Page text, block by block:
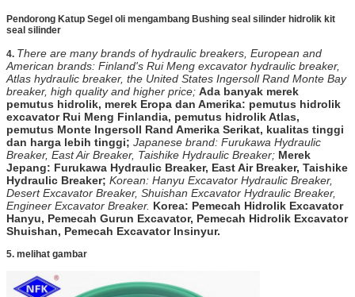
Pendorong Katup Segel oli mengambang Bushing seal silinder hidrolik kit
seal silinder
4. There are many brands of hydraulic breakers, European and
American brands: Finland's Rui Meng excavator hydraulic breaker,
Atlas hydraulic breaker, the United States Ingersoll Rand Monte Bay
breaker, high quality and higher price; Ada banyak merek
pemutus hidrolik, merek Eropa dan Amerika: pemutus hidrolik
excavator Rui Meng Finlandia, pemutus hidrolik Atlas,
pemutus Monte Ingersoll Rand Amerika Serikat, kualitas tinggi
dan harga lebih tinggi; Japanese brand: Furukawa Hydraulic
Breaker, East Air Breaker, Taishike Hydraulic Breaker; Merek
Jepang: Furukawa Hydraulic Breaker, East Air Breaker, Taishike
Hydraulic Breaker; Korean: Hanyu Excavator Hydraulic Breaker,
Desert Excavator Breaker, Shuishan Excavator Hydraulic Breaker,
Engineer Excavator Breaker. Korea: Pemecah Hidrolik Excavator
Hanyu, Pemecah Gurun Excavator, Pemecah Hidrolik Excavator
Shuishan, Pemecah Excavator Insinyur.
5. melihat gambar